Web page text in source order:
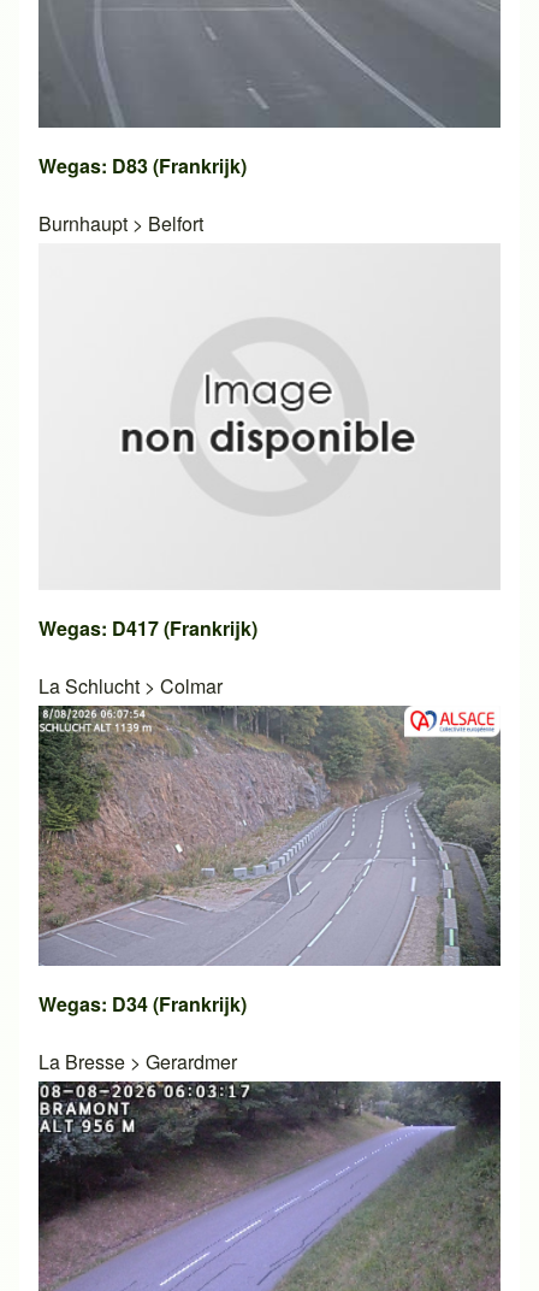
Wegas: D83 (Frankrijk)
Burnhaupt > Belfort
Wegas: D417 (Frankrijk)
La Schlucht > Colmar
Wegas: D34 (Frankrijk)
La Bresse > Gerardmer